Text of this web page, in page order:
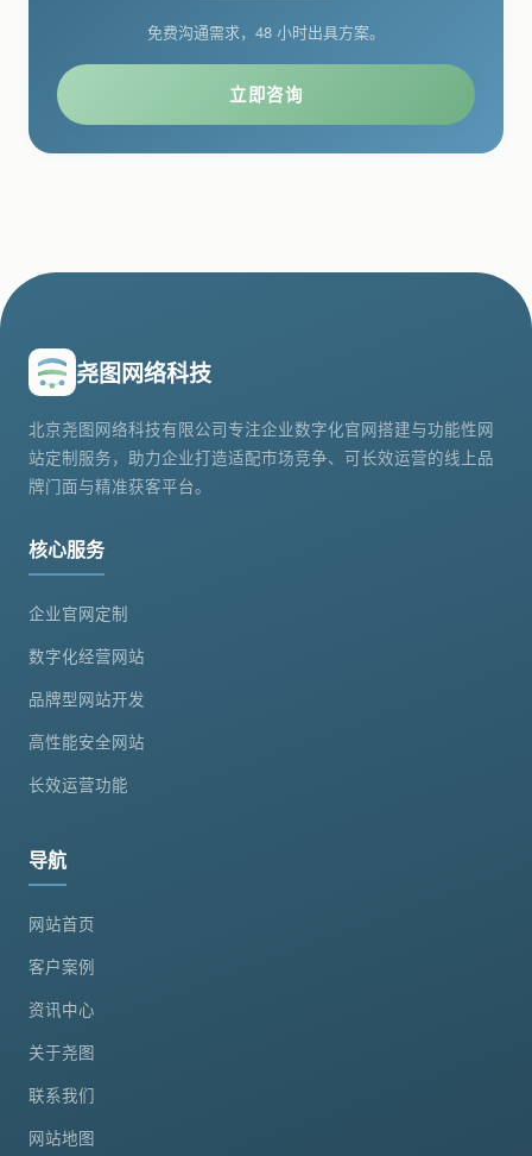
免费沟通需求，48 小时出具方案。
立即咨询
尧图网络科技
北京尧图网络科技有限公司专注企业数字化官网搭建与功能性网
站定制服务，助力企业打造适配市场竞争、可长效运营的线上品
牌门面与精准获客平台。
核心服务
企业官网定制
数字化经营网站
品牌型网站开发
高性能安全网站
长效运营功能
导航
网站首页
客户案例
资讯中心
关于尧图
联系我们
网站地图